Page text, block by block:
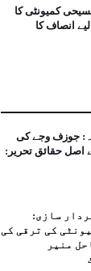
کمیونٹی کا
انصاف کا
جوزف وجے کی
اصل حقائق تحریر:
سازی:
کی ترقی کی
منیر